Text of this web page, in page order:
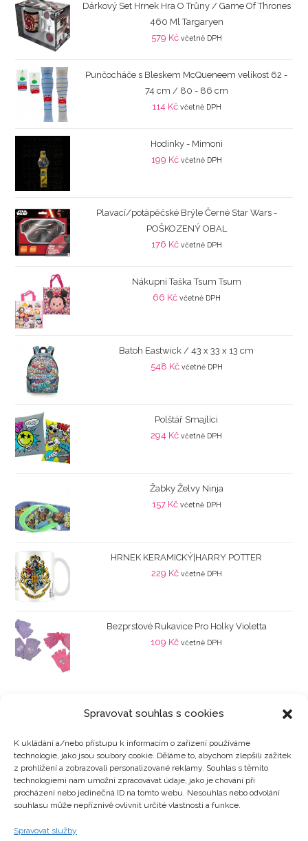
Spravovat souhlas s cookies
K ukládání a/nebo přístupu k informacím o zařízení používáme
technologie, jako jsou soubory cookie. Děláme to, abychom zlepšili zážitek
z prohlížení a zobrazovali personalizované reklamy. Souhlas s těmito
technologiemi nám umožní zpracovávat údaje, jako je chování při
procházení nebo jedinečná ID na tomto webu. Nesouhlas nebo odvolání
souhlasu může nepříznivě ovlivnit určité vlastnosti a funkce.
Spravovat služby
Dárkový Set Hrnek Hra O Trůny / Game Of Thrones
460 Ml Targaryen
579 Kč včetně DPH
Punčocháče s Bleskem McQueneem velikost 62 -
74 cm / 80 - 86 cm
114 Kč včetně DPH
Hodinky - Mimoni
199 Kč včetně DPH
Plavací/potápěčské Brýle Černé Star Wars -
POŠKOZENÝ OBAL
176 Kč včetně DPH
Nákupní Taška Tsum Tsum
66 Kč včetně DPH
Batoh Eastwick / 43 x 33 x 13 cm
548 Kč včetně DPH
Polštář Smajlíci
294 Kč včetně DPH
Žabky Želvy Ninja
157 Kč včetně DPH
HRNEK KERAMICKÝ|HARRY POTTER
229 Kč včetně DPH
Bezprstové Rukavice Pro Holky Violetta
109 Kč včetně DPH
Kategorie produktů
Zajímavosti